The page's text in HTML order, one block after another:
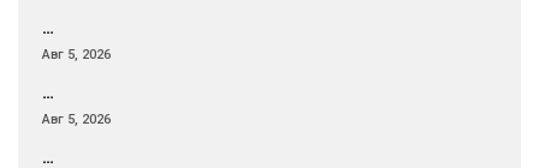
…
Авг 5, 2026
…
Авг 5, 2026
…